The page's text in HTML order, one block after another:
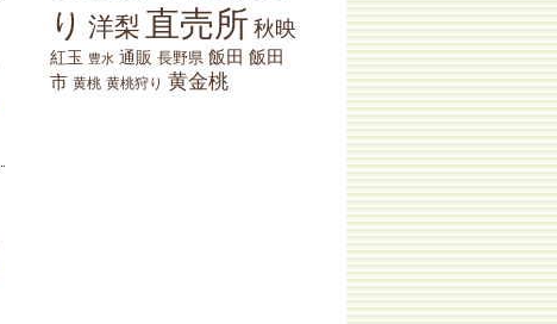
り 洋梨 直売所 秋映
紅玉 豊水 通販 長野県 飯田 飯田
市 黄桃 黄桃狩り 黄金桃